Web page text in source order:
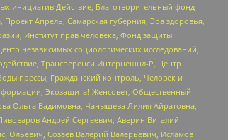
инициатив Действие, Благотворительный фонд
Апрель, Самарская губерния, Эра здоровья,
Институт прав человека, Фонд защиты
независимых социологических исследований,
Трансперенси Интернешнл-Р, Центр
прессы, Гражданский контроль, Человек и
Экозащита!-Женсовет, Общественный
Ольга Вадимовна, Чанышева Лилия Айратовна,
Андрей Сергеевич, Аверин Виталий
Юльевич, Созаев Валерий Валерьевич, Исламов